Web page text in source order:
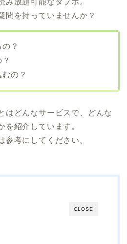
問を持っていませんか？
？
の？
はどんなサービスで、どんな
を紹介しています。
参考にしてください。
CLOSE